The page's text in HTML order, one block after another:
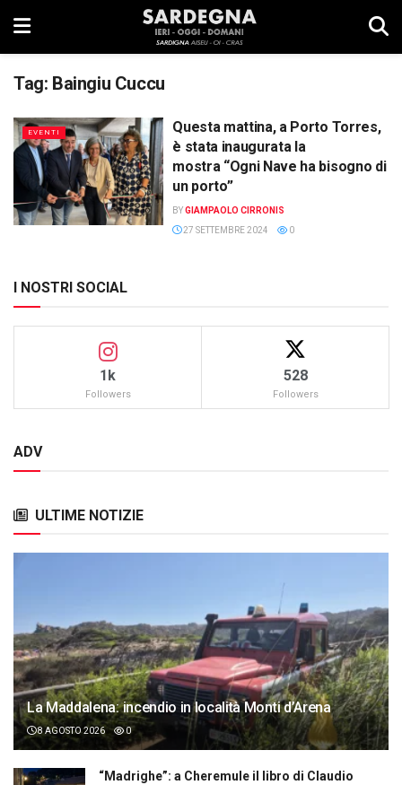
Tag: Baingiu Cuccu
EVENTI
Questa mattina, a Porto Torres,
è stata inaugurata la
mostra “Ogni Nave ha bisogno di
un porto”
BYGIAMPAOLO CIRRONIS
27 SETTEMBRE 2024
0
I NOSTRI SOCIAL
1k
Followers
528
Followers
ADV
ULTIME NOTIZIE
La Maddalena: incendio in località Monti d’Arena
8 AGOSTO 2026 0
“Madrighe”: a Cheremule il libro di Claudio